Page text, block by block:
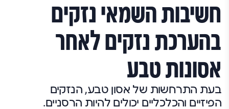
חשיבות השמאי נזקים
בהערכת נזקים לאחר
אסונות טבע
בעת התרחשות של אסון טבע, הנזקים
הפיזיים והכלכליים יכולים להיות הרסניים.